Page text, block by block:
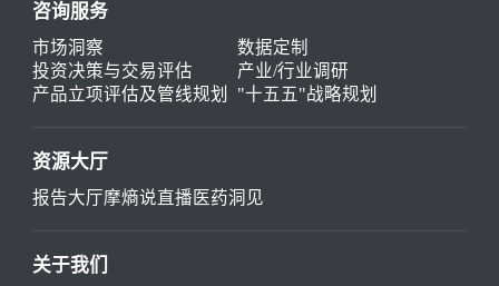
咨询服务
市场洞察
数据定制
投资决策与交易评估
产业/行业调研
产品立项评估及管线规划
"十五五"战略规划
资源大厅
报告大厅摩熵说直播 医药洞见
关于我们